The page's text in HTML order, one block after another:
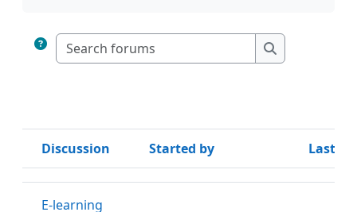
Search forums
Search
Status
Discussion Started by Last
E-learning